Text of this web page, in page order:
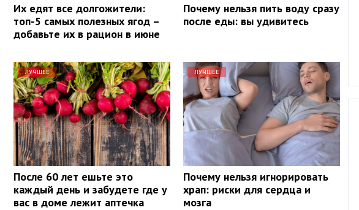
Их едят все долгожители:
топ-5 самых полезных ягод –
добавьте их в рацион в июне
Почему нельзя пить воду сразу
после еды: вы удивитесь
ЛУЧШЕЕ
После 60 лет ешьте это
каждый день и забудете где у
вас в доме лежит аптечка
ЛУЧШЕЕ
Почему нельзя игнорировать
храп: риски для сердца и
мозга